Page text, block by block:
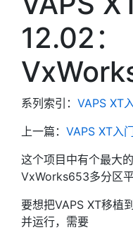
12.02：
系列索引： VAPS XT
上一篇： VAPS XT入
这个项目中有个最大
VxWorks653多分区平
要想把VAPS XT移植
并运行，需要